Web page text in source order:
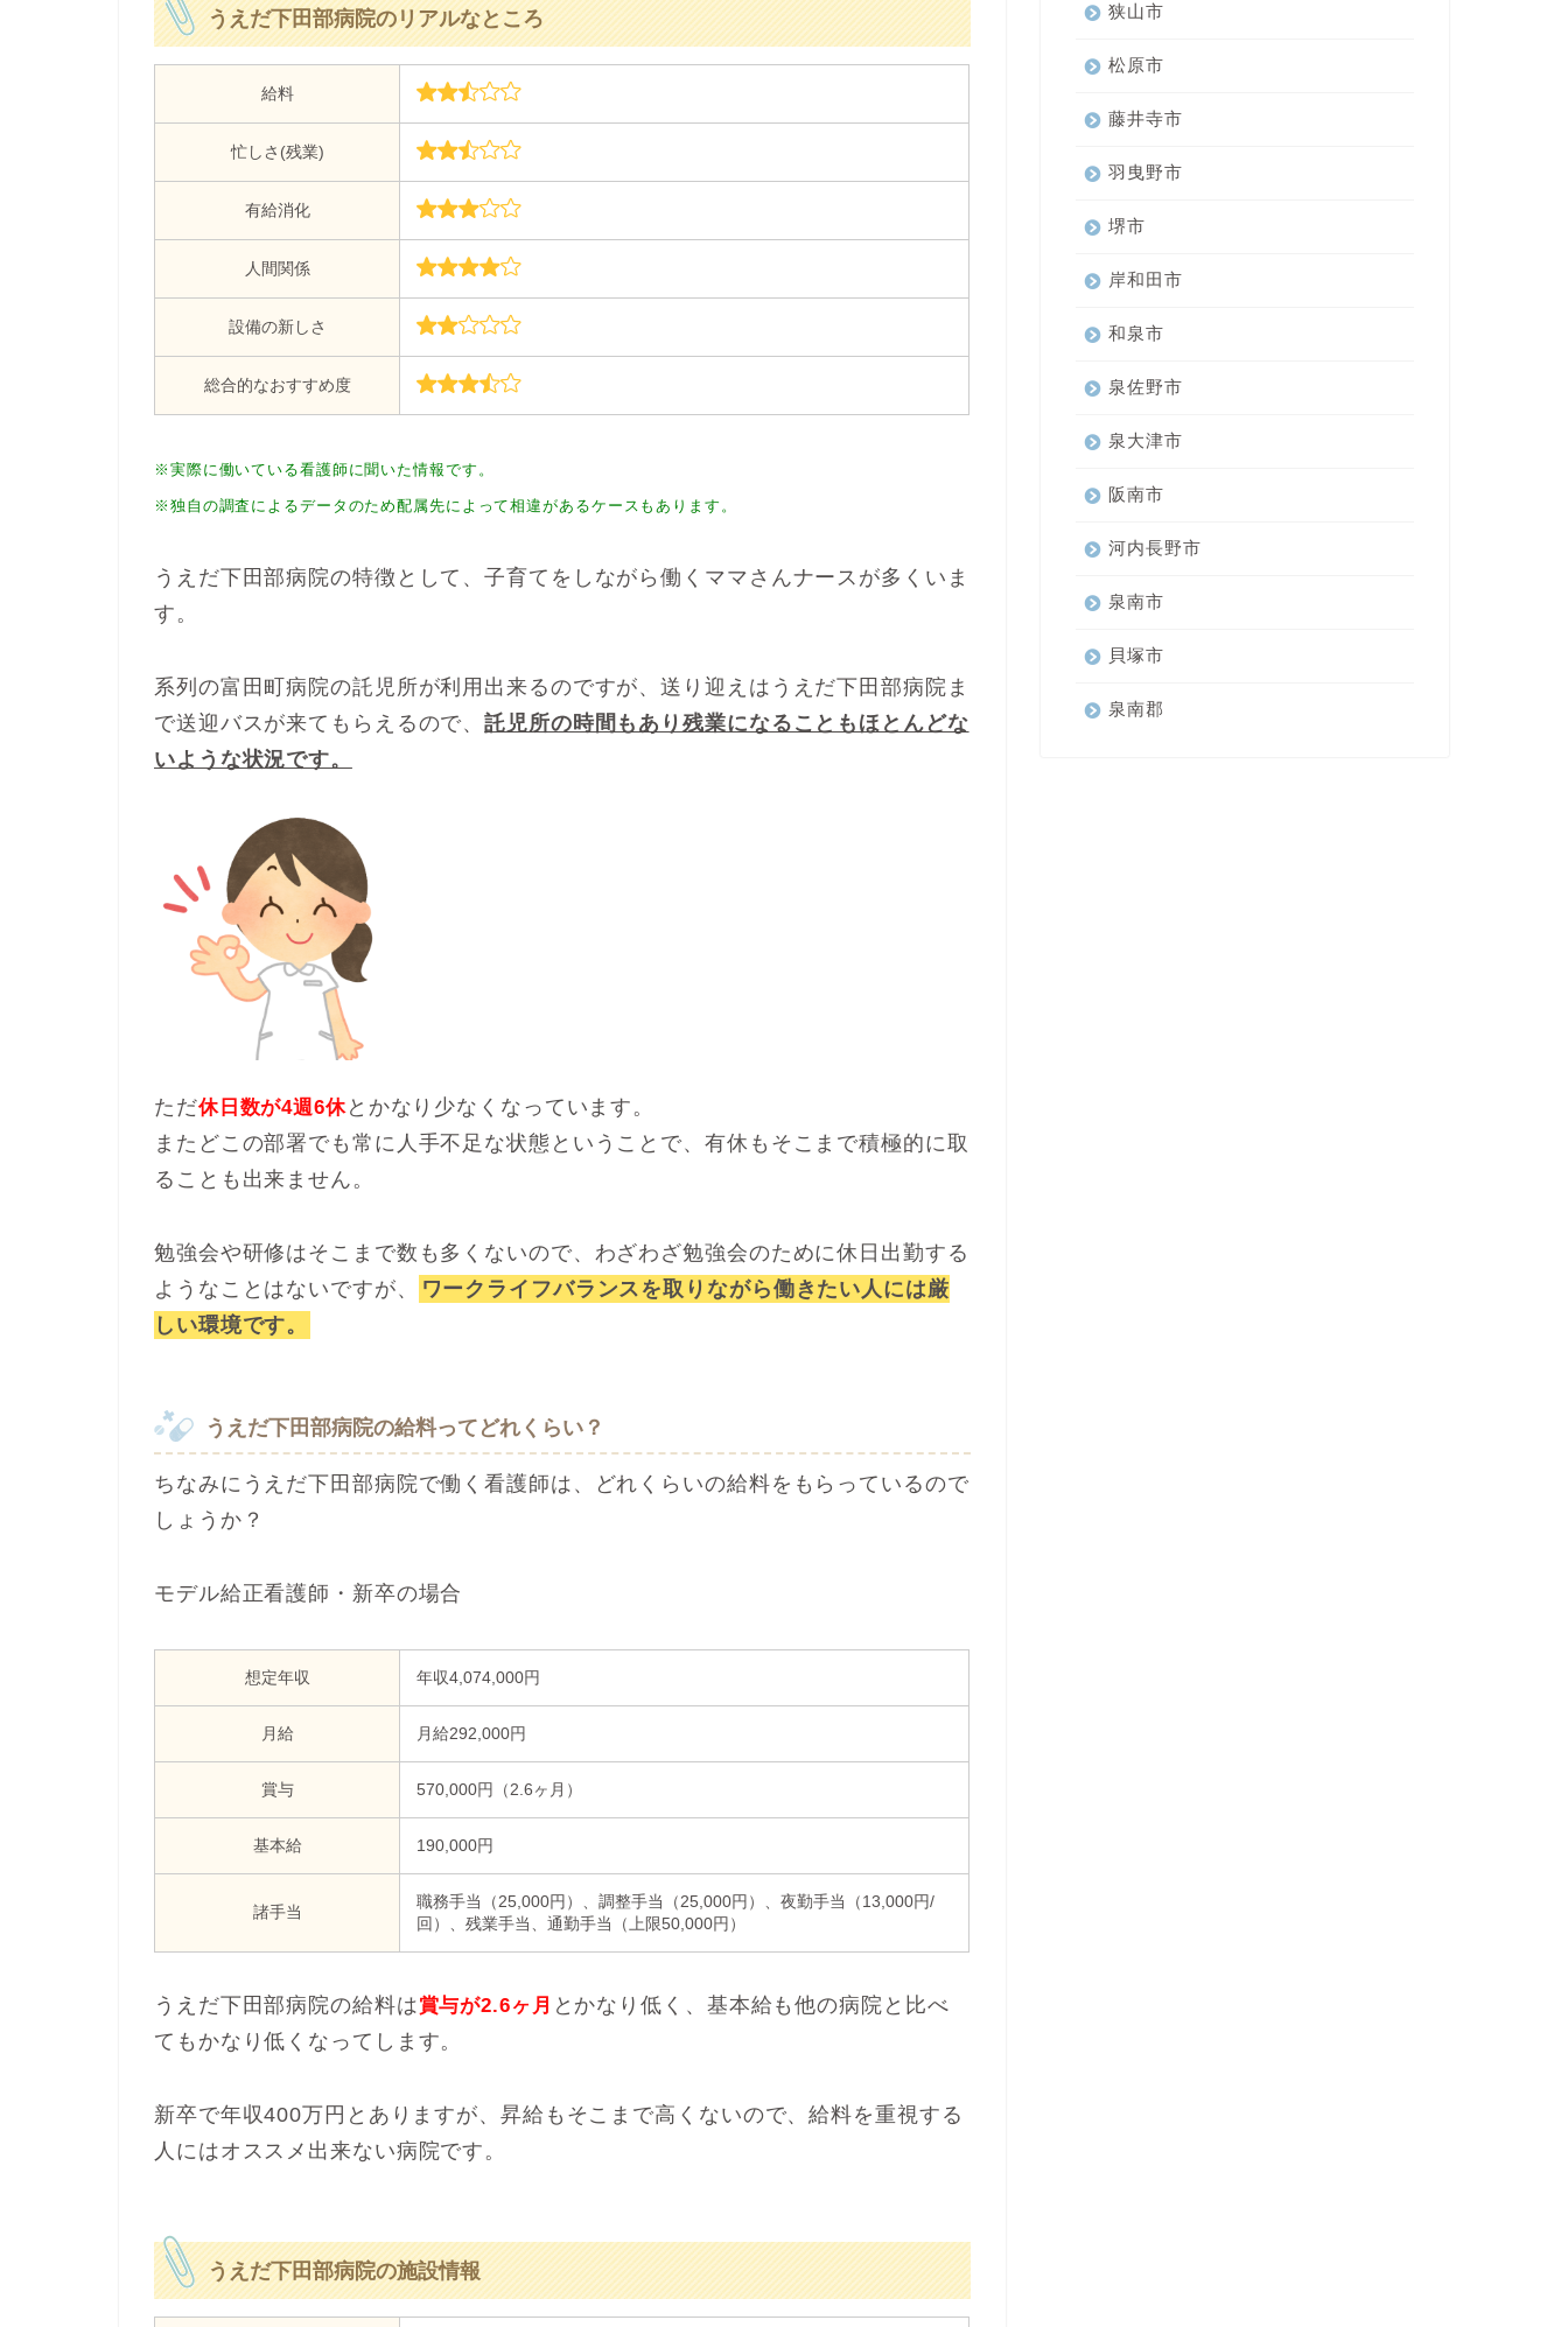
うえだ下田部病院のリアルなところ
給料
忙しさ(残業)
有給消化
人間関係
設備の新しさ
総合的なおすすめ度
※実際に働いている看護師に聞いた情報です。
※独自の調査によるデータのため配属先によって相違があるケースもあります。
うえだ下田部病院の特徴として、子育てをしながら働くママさんナースが多くいま
す。
系列の富田町病院の託児所が利用出来るのですが、送り迎えはうえだ下田部病院ま
で送迎バスが来てもらえるので、託児所の時間もあり残業になることもほとんどな
いような状況です。
ただ休日数が4週6休とかなり少なくなっています。
またどこの部署でも常に人手不足な状態ということで、有休もそこまで積極的に取
ることも出来ません。
勉強会や研修はそこまで数も多くないので、わざわざ勉強会のために休日出勤する
ようなことはないですが、
ワークライフバランスを取りながら働きたい人には厳
しい環境です。
うえだ下田部病院の給料ってどれくらい？
ちなみにうえだ下田部病院で働く看護師は、どれくらいの給料をもらっているので
しょうか？
モデル給正看護師・新卒の場合
想定年収 年収4,074,000円
月給 月給292,000円
賞与 570,000円（2.6ヶ月）
基本給 190,000円
諸手当
職務手当（25,000円）、調整手当（25,000円）、夜勤手当（13,000円/
回）、残業手当、通勤手当（上限50,000円）
うえだ下田部病院の給料は賞与が2.6ヶ月 とかなり低く、基本給も他の病院と比べ
てもかなり低くなってします。
新卒で年収400万円とありますが、昇給もそこまで高くないので、給料を重視する
人にはオススメ出来ない病院です。
うえだ下田部病院の施設情報
狭山市
松原市
藤井寺市
羽曳野市
堺市
岸和田市
和泉市
泉佐野市
泉大津市
阪南市
河内長野市
泉南市
貝塚市
泉南郡